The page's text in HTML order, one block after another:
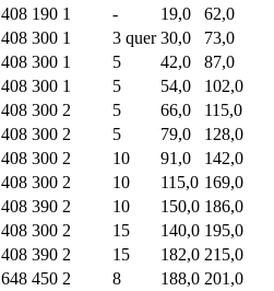
408 190 1 - 19,0
62,0
408 300 1 3 quer 30,0
73,0
408 300 1 5 42,0
87,0
408 300 1 5 54,0
102,0
408 300 2 5 66,0
115,0
408 300 2 5 79,0
128,0
408 300 2 10 91,0
142,0
408 300 2 10 115,0 169,0
408 390 2 10 150,0 186,0
408 300 2 15 140,0 195,0
408 390 2 15 182,0 215,0
648 450 2 8 188,0 201,0